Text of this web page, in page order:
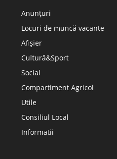
Anunțuri
Locuri de muncă vacante
Afișier
Cultură&Sport
Social
Compartiment Agricol
Utile
Consiliul Local
Informatii